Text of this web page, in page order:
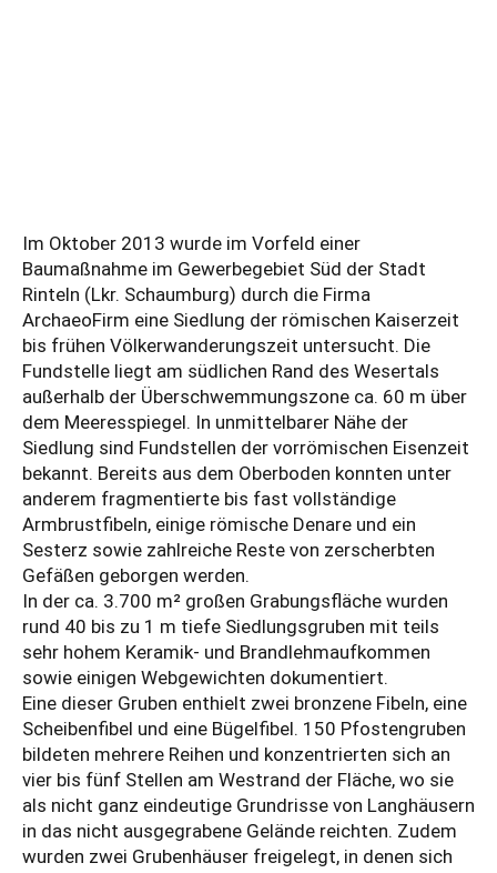
Im Oktober 2013 wurde im Vorfeld einer
Baumaßnahme im Gewerbegebiet Süd der Stadt
Rinteln (Lkr. Schaumburg) durch die Firma
ArchaeoFirm eine Siedlung der römischen Kaiserzeit
bis frühen Völkerwanderungszeit untersucht. Die
Fundstelle liegt am südlichen Rand des Wesertals
außerhalb der Überschwemmungszone ca. 60 m über
dem Meeresspiegel. In unmittelbarer Nähe der
Siedlung sind Fundstellen der vorrömischen Eisenzeit
bekannt. Bereits aus dem Oberboden konnten unter
anderem fragmentierte bis fast vollständige
Armbrustfibeln, einige römische Denare und ein
Sesterz sowie zahlreiche Reste von zerscherbten
Gefäßen geborgen werden.
In der ca. 3.700 m² großen Grabungsfläche wurden
rund 40 bis zu 1 m tiefe Siedlungsgruben mit teils
sehr hohem Keramik- und Brandlehmaufkommen
sowie einigen Webgewichten dokumentiert.
Eine dieser Gruben enthielt zwei bronzene Fibeln, eine
Scheibenfibel und eine Bügelfibel. 150 Pfostengruben
bildeten mehrere Reihen und konzentrierten sich an
vier bis fünf Stellen am Westrand der Fläche, wo sie
als nicht ganz eindeutige Grundrisse von Langhäusern
in das nicht ausgegrabene Gelände reichten. Zudem
wurden zwei Grubenhäuser freigelegt, in denen sich